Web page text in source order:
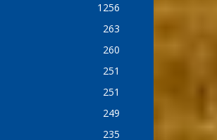
1256
263
260
251
251
249
235